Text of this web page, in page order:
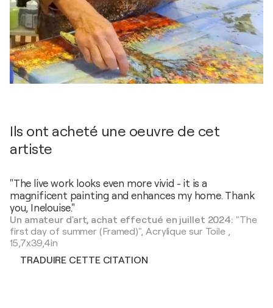
Ils ont acheté une oeuvre de cet
artiste
"The live work looks even more vivid - it is a
magnificent painting and enhances my home. Thank
you, Inelouise."
Un amateur d'art, achat effectué en juillet 2024: "The
first day of summer (Framed)", Acrylique sur Toile ,
15,7x39,4in
TRADUIRE CETTE CITATION